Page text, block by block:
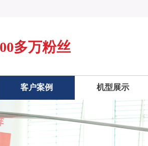
多万粉丝
客户案例 机型展示